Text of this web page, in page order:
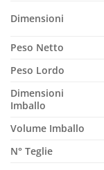
Dimensioni
Peso Netto
Peso Lordo
Dimensioni
Imballo
Volume Imballo
N° Teglie